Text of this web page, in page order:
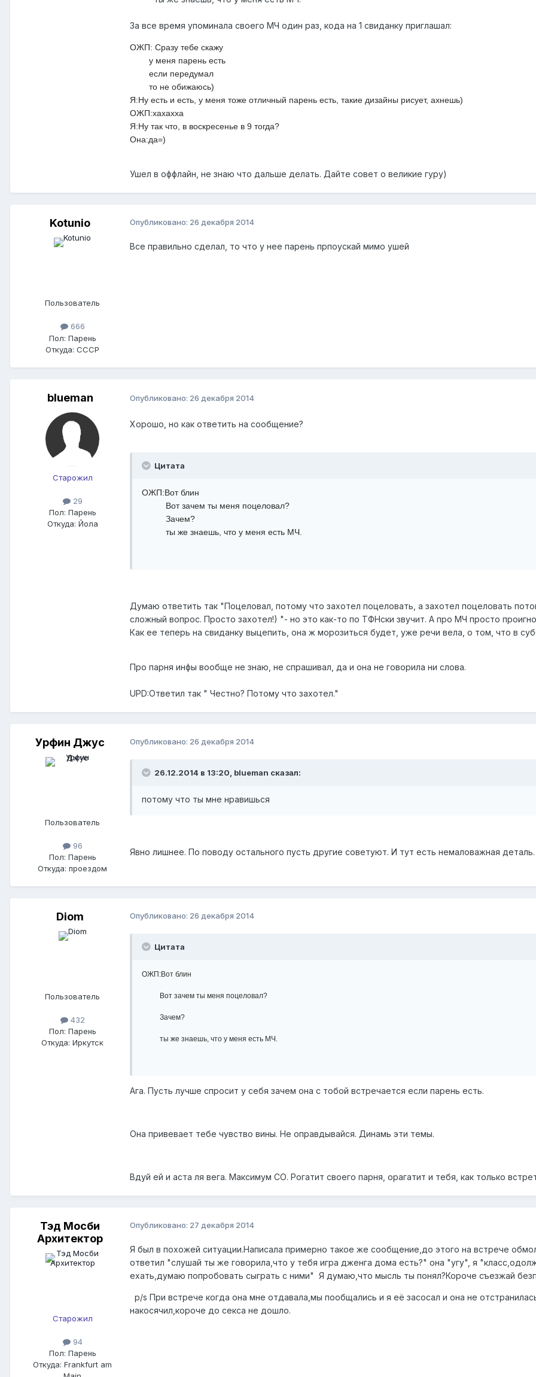
За все время упоминала своего МЧ один раз, кода на 1 свиданку приглашал:
ОЖП: Cразу тебе скажу
у меня парень есть
если передумал
то не обижаюсь)
Я:Ну есть и есть, у меня тоже отличный парень есть, такие дизайны рисует, ахнешь)
ОЖП:хахахха
Я:Ну так что, в воскресенье в 9 тогда?
Она:да=)
Ушел в оффлайн, не знаю что дальше делать. Дайте совет о великие гуру)
Kotunio
Пользователь
666
Пол: Парень
Откуда: СССР
Опубликовано: 26 декабря 2014
Все правильно сделал, то что у нее парень прпоускай мимо ушей
blueman
Старожил
29
Пол: Парень
Откуда: Йола
Опубликовано: 26 декабря 2014
Хорошо, но как ответить на сообщение?
Цитата
ОЖП:Вот блин
Вот зачем ты меня поцеловал?
Зачем?
ты же знаешь, что у меня есть МЧ.
Думаю ответить так "Поцеловал, потому что захотел поцеловать, а захотел поцеловать
сложный вопрос. Просто захотел!) "- но это как-то по ТФНски звучит. А про МЧ просто
Как ее теперь на свиданку выцепить, она ж морозиться будет, уже речи вела, о том, что в
Про парня инфы вообще не знаю, не спрашивал, да и она не говорила ни слова.
UPD:Ответил так " Честно? Потому что захотел."
Урфин Джус
Пользователь
96
Пол: Парень
Откуда: проездом
Опубликовано: 26 декабря 2014
26.12.2014 в 13:20, blueman сказал:
потому что ты мне нравишься
Явно лишнее. По поводу остального пусть другие советуют. И тут есть немаловажная
Diom
Пользователь
432
Пол: Парень
Откуда: Иркутск
Опубликовано: 26 декабря 2014
Цитата
ОЖП:Вот блин
Вот зачем ты меня поцеловал?
Зачем?
ты же знаешь, что у меня есть МЧ.
Ага. Пусть лучше спросит у себя зачем она с тобой встречается если парень есть.
Она привевает тебе чувство вины. Не оправдывайся. Динамь эти темы.
Вдуй ей и аста ля вега. Максимум СО. Рогатит своего парня, орагатит и тебя, как только
Тэд Мосби
Архитектор
Старожил
94
Пол: Парень
Откуда: Frankfurt am
Опубликовано: 27 декабря 2014
Я был в похожей ситуации.Написала примерно такое же сообщение,до этого на встрече
ответил "слушай ты же говорила,что у тебя игра дженга дома есть?" она "угу", я
ехать,думаю попробовать сыграть с ними" Я думаю,что мысль ты понял?Короче съезжай
p/s При встрече когда она мне отдавала,мы пообщались и я её засосал и она не
накосячил,короче до секса не дошло.